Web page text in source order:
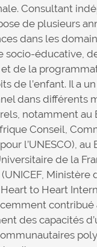
Consultant
de plusieurs
dans les
socio-éducative,
de la
de l’enfant. Il a
dans différents
notamment au
Conseil,
l’UNESCO), au
de la
Ministère
to Heart
contribué
des capacités